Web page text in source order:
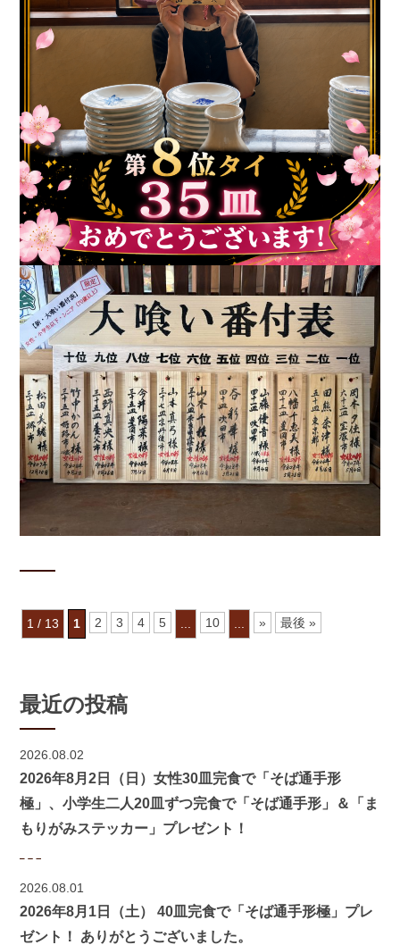
1 / 13 1 2 3 4 5 10 » 最後 »
最近の投稿
2026.08.02
2026年8月2日（日）女性30皿完食で「そば通手形
極」、小学生二人20皿ずつ完食で「そば通手形」＆「ま
もりがみステッカー」プレゼント！
2026.08.01
2026年8月1日（土） 40皿完食で「そば通手形極」プレ
ゼント！ ありがとうございました。